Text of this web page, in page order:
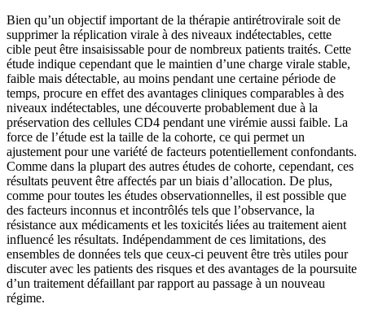
Bien qu’un objectif important de la thérapie antirétrovirale soit de
supprimer la réplication virale à des niveaux indétectables, cette
cible peut être insaisissable pour de nombreux patients traités. Cette
étude indique cependant que le maintien d’une charge virale stable,
faible mais détectable, au moins pendant une certaine période de
temps, procure en effet des avantages cliniques comparables à des
niveaux indétectables, une découverte probablement due à la
préservation des cellules CD4 pendant une virémie aussi faible. La
force de l’étude est la taille de la cohorte, ce qui permet un
ajustement pour une variété de facteurs potentiellement confondants.
Comme dans la plupart des autres études de cohorte, cependant, ces
résultats peuvent être affectés par un biais d’allocation. De plus,
comme pour toutes les études observationnelles, il est possible que
des facteurs inconnus et incontrôlés tels que l’observance, la
résistance aux médicaments et les toxicités liées au traitement aient
influencé les résultats. Indépendamment de ces limitations, des
ensembles de données tels que ceux-ci peuvent être très utiles pour
discuter avec les patients des risques et des avantages de la poursuite
d’un traitement défaillant par rapport au passage à un nouveau
régime.